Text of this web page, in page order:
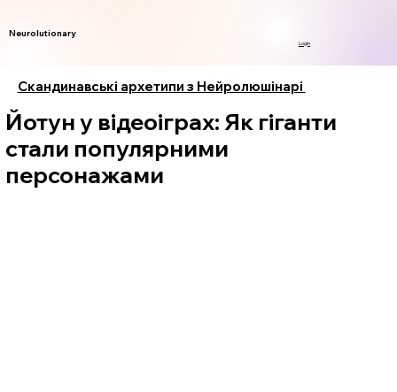
Neurolutionary
Login
Скандинавські архетипи з Нейролюшінарі
Йотун у відеоіграх: Як гіганти
стали популярними
персонажами